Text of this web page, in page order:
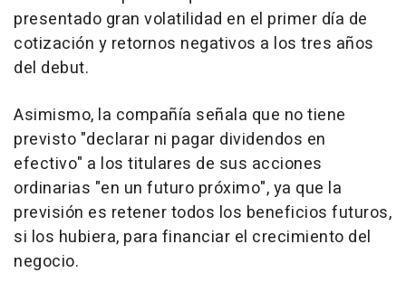
presentado gran volatilidad en el primer día de
cotización y retornos negativos a los tres años
del debut.
Asimismo, la compañía señala que no tiene
previsto "declarar ni pagar dividendos en
efectivo" a los titulares de sus acciones
ordinarias "en un futuro próximo", ya que la
previsión es retener todos los beneficios futuros,
si los hubiera, para financiar el crecimiento del
negocio.